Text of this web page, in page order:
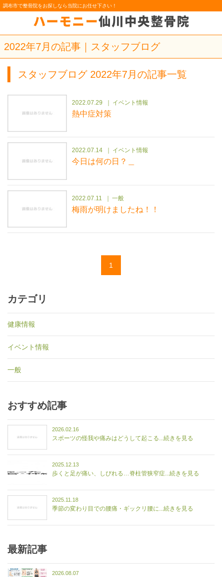
調布市で整骨院をお探しなら当院にお任せ下さい！
2022年7月の記事｜スタッフブログ
スタッフブログ 2022年7月の記事一覧
2022.07.29 イベント情報
熱中症対策
2022.07.14 イベント情報
今日は何の日？＿
2022.07.11 一般
梅雨が明けましたね！！
1
カテゴリ
健康情報
イベント情報
一般
おすすめ記事
2026.02.16
スポーツの怪我や痛みはどうして起こる...続きを見る
2025.12.13
歩くと足が痛い、しびれる…脊柱管狭窄症...続きを見る
2025.11.18
季節の変わり目での腰痛・ギックリ腰に...続きを見る
最新記事
2026.08.07